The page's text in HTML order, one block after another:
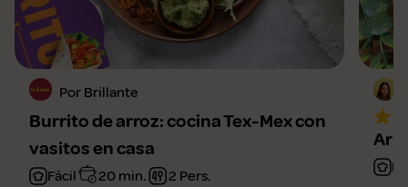
Por Brillante
Burrito de arroz: cocina Tex-Mex con
vasitos en casa
Fácil 20 min. 2 Pers.